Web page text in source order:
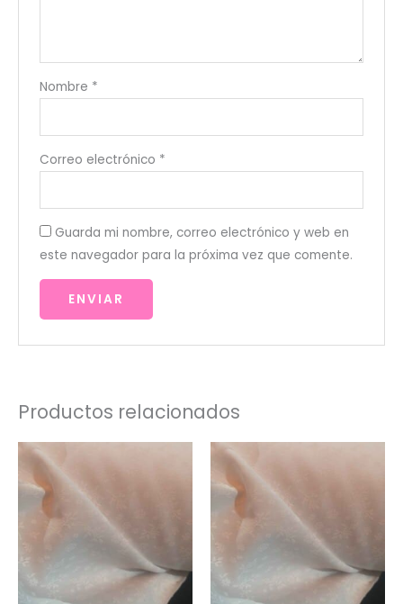
Nombre *
Correo electrónico *
Guarda mi nombre, correo electrónico y web en
este navegador para la próxima vez que comente.
Productos relacionados